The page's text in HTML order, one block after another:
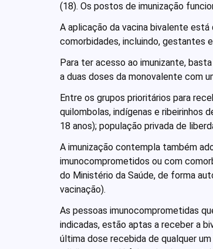
(18). Os postos de imunização
A aplicação da vacina bivalente
comorbidades, incluindo, gestantes
Para ter acesso ao imunizante,
a duas doses da monovalente com
Entre os grupos prioritários para
quilombolas, indígenas e ribeirinhos
18 anos); população privada de
A imunização contempla também
imunocomprometidos ou com
do Ministério da Saúde, de forma
vacinação).
As pessoas imunocomprometidas
indicadas, estão aptas a receber a
última dose recebida de qualquer